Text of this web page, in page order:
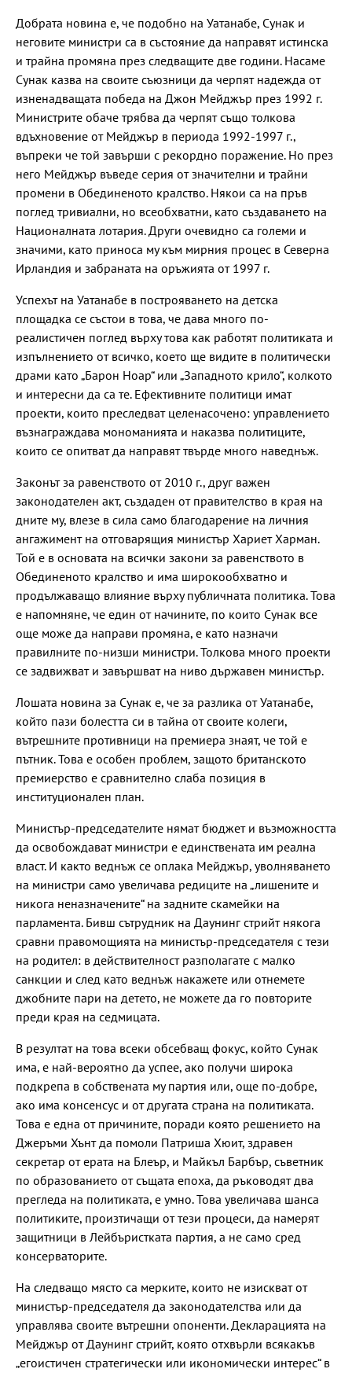
Добрата новина е, че подобно на Уатанабе, Сунак и
неговите министри са в състояние да направят истинска
и трайна промяна през следващите две години. Насаме
Сунак казва на своите съюзници да черпят надежда от
изненадващата победа на Джон Мейджър през 1992 г.
Министрите обаче трябва да черпят също толкова
вдъхновение от Мейджър в периода 1992-1997 г.,
въпреки че той завърши с рекордно поражение. Но през
него Мейджър въведе серия от значителни и трайни
промени в Обединеното кралство. Някои са на пръв
поглед тривиални, но всеобхватни, като създаването на
Националната лотария. Други очевидно са големи и
значими, като приноса му към мирния процес в Северна
Ирландия и забраната на оръжията от 1997 г.
Успехът на Уатанабе в построяването на детска
площадка се състои в това, че дава много по-
реалистичен поглед върху това как работят политиката и
изпълнението от всичко, което ще видите в политически
драми като „Барон Ноар“ или „Западното крило“, колкото
и интересни да са те. Ефективните политици имат
проекти, които преследват целенасочено: управлението
възнаграждава мономанията и наказва политиците,
които се опитват да направят твърде много наведнъж.
Законът за равенството от 2010 г., друг важен
законодателен акт, създаден от правителство в края на
дните му, влезе в сила само благодарение на личния
ангажимент на отговарящия министър Хариет Харман.
Той е в основата на всички закони за равенството в
Обединеното кралство и има широкообхватно и
продължаващо влияние върху публичната политика. Това
е напомняне, че един от начините, по които Сунак все
още може да направи промяна, е като назначи
правилните по-низши министри. Толкова много проекти
се задвижват и завършват на ниво държавен министър.
Лошата новина за Сунак е, че за разлика от Уатанабе,
който пази болестта си в тайна от своите колеги,
вътрешните противници на премиера знаят, че той е
пътник. Това е особен проблем, защото британското
премиерство е сравнително слаба позиция в
институционален план.
Министър-председателите нямат бюджет и възможността
да освобождават министри е единствената им реална
власт. И както веднъж се оплака Мейджър, уволняването
на министри само увеличава редиците на „лишените и
никога неназначените“ на задните скамейки на
парламента. Бивш сътрудник на Даунинг стрийт някога
сравни правомощията на министър-председателя с тези
на родител: в действителност разполагате с малко
санкции и след като веднъж накажете или отнемете
джобните пари на детето, не можете да го повторите
преди края на седмицата.
В резултат на това всеки обсебващ фокус, който Сунак
има, е най-вероятно да успее, ако получи широка
подкрепа в собствената му партия или, още по-добре,
ако има консенсус и от другата страна на политиката.
Това е една от причините, поради която решението на
Джеръми Хънт да помоли Патриша Хюит, здравен
секретар от ерата на Блеър, и Майкъл Барбър, съветник
по образованието от същата епоха, да ръководят два
прегледа на политиката, е умно. Това увеличава шанса
политиките, произтичащи от тези процеси, да намерят
защитници в Лейбъристката партия, а не само сред
консерваторите.
На следващо място са мерките, които не изискват от
министър-председателя да законодателства или да
управлява своите вътрешни опоненти. Декларацията на
Мейджър от Даунинг стрийт, която отхвърли всякакъв
„егоистичен стратегически или икономически интерес“ в